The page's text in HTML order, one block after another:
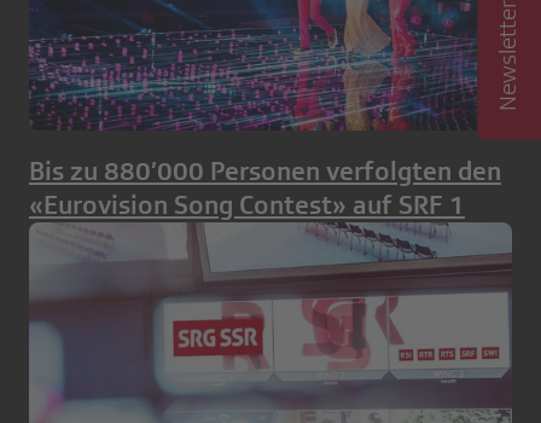
Bis zu 880’000 Personen verfolgten den
«Eurovision Song Contest» auf SRF 1